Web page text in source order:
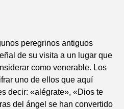
peregrinos antiguos
de su visita a un lugar que
como venerable. Los
uno de ellos que aquí
decir: «alégrate», «Dios te
del ángel se han convertido